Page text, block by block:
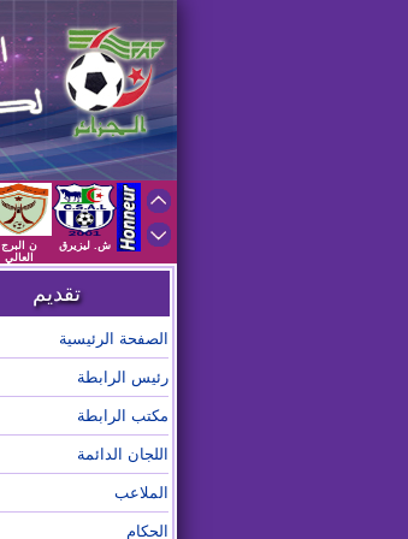
ش. ليزيرق
ن البرج
العالي
تقديم
الصفحة الرئيسية
رئيس الرابطة
مكتب الرابطة
اللجان الدائمة
الملاعب
الحكام